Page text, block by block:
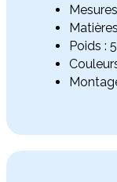
Poids :